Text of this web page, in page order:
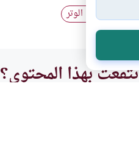
وقت صلاة الوتر
بهذا المحتوى؟